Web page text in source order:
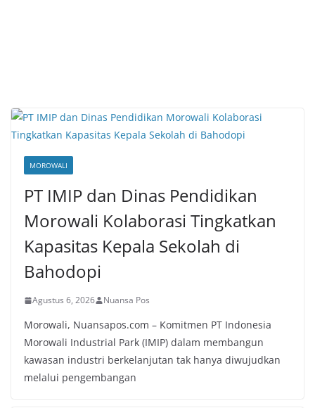
MOROWALI
PT IMIP dan Dinas Pendidikan
Morowali Kolaborasi Tingkatkan
Kapasitas Kepala Sekolah di
Bahodopi
Agustus 6, 2026 Nuansa Pos
Morowali, Nuansapos.com – Komitmen PT Indonesia
Morowali Industrial Park (IMIP) dalam membangun
kawasan industri berkelanjutan tak hanya diwujudkan
melalui pengembangan